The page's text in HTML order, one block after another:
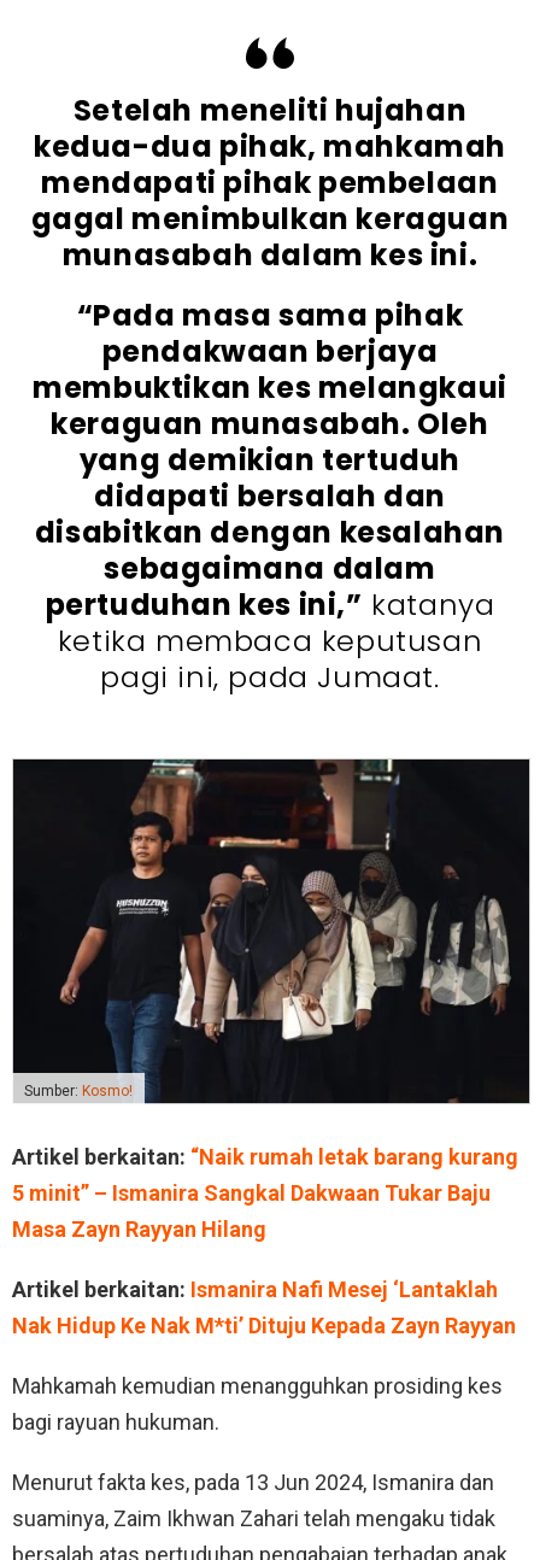
Setelah meneliti hujahan
kedua-dua pihak, mahkamah
mendapati pihak pembelaan
gagal menimbulkan keraguan
munasabah dalam kes ini.
“Pada masa sama pihak
pendakwaan berjaya
membuktikan kes melangkaui
keraguan munasabah. Oleh
yang demikian tertuduh
didapati bersalah dan
disabitkan dengan kesalahan
sebagaimana dalam
pertuduhan kes ini,” katanya
ketika membaca keputusan
pagi ini, pada Jumaat.
Sumber: Kosmo!
Artikel berkaitan: “Naik rumah letak barang kurang
5 minit” – Ismanira Sangkal Dakwaan Tukar Baju
Masa Zayn Rayyan Hilang
Artikel berkaitan: Ismanira Nafi Mesej ‘Lantaklah
Nak Hidup Ke Nak M*ti’ Dituju Kepada Zayn Rayyan
Mahkamah kemudian menangguhkan prosiding kes
bagi rayuan hukuman.
Menurut fakta kes, pada 13 Jun 2024, Ismanira dan
suaminya, Zaim Ikhwan Zahari telah mengaku tidak
bersalah atas pertuduhan pengabaian terhadap anak